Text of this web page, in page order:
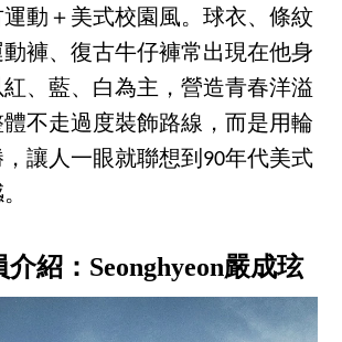
動＋美式校園風。球衣、條紋
褲、復古牛仔褲常出現在他身
、藍、白為主，營造青春洋溢
不走過度裝飾路線，而是用輪
讓人一眼就聯想到90年代美式
紹：Seonghyeon嚴成玹